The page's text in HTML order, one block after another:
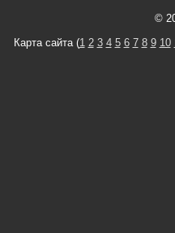
©
Карта сайта (1 2 3 4 5 6 7 8 9 10